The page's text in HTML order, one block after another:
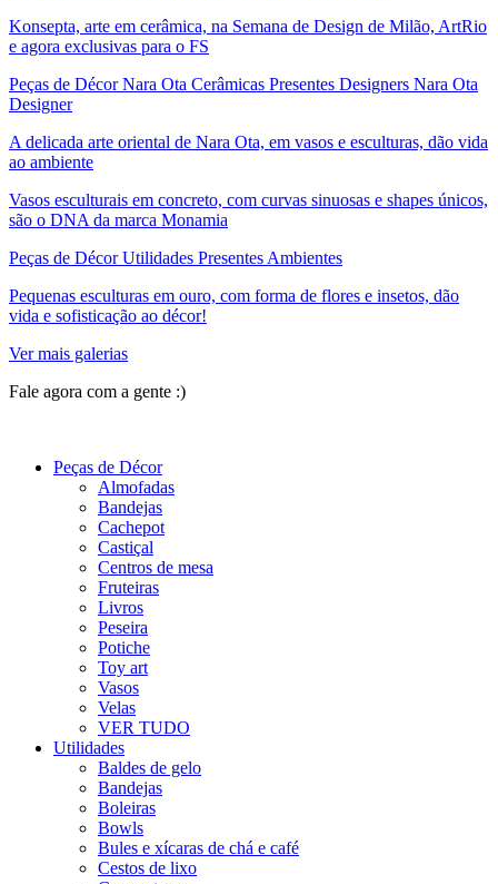
Konsepta, arte em cerâmica, na Semana de Design de Milão, ArtRio
e agora exclusivas para o FS
Peças de Décor Nara Ota Cerâmicas Presentes Designers Nara Ota
Designer
A delicada arte oriental de Nara Ota, em vasos e esculturas, dão vida
ao ambiente
Vasos esculturais em concreto, com curvas sinuosas e shapes únicos,
são o DNA da marca Monamia
Peças de Décor Utilidades Presentes Ambientes
Pequenas esculturas em ouro, com forma de flores e insetos, dão
vida e sofisticação ao décor!
Ver mais galerias
Fale agora com a gente :)
Peças de Décor
Almofadas
Bandejas
Cachepot
Castiçal
Centros de mesa
Fruteiras
Livros
Peseira
Potiche
Toy art
Vasos
Velas
VER TUDO
Utilidades
Baldes de gelo
Bandejas
Boleiras
Bowls
Bules e xícaras de chá e café
Cestos de lixo